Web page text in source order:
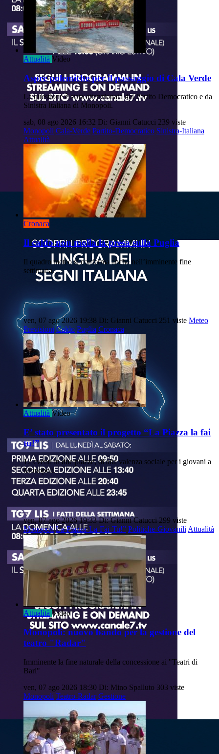
Attualità Video
Aspre polemiche per il passaggio di Cala Verde
La questione è stata attenzionata dal Partito Democratico e da
Sinistra Italiana di Monopoli.
sab, 08 ago 2026 16:32 Di: Gianni Catucci 239 viste
Monopoli Cala-Verde Partito-Democratico Sinistra-Italiana
Attualità
Cronaca
Il caldo non molla la presa sulla Puglia
Il quadro meteo si conferma anche nell’imminente fine
settimana.
ven, 07 ago 2026 19:38 Di: Gianni Catucci 251 viste Meteo
Previsioni Caldo Puglia Cronaca
Attualità Video
E’ stato presentato il progetto “La Piazza la fai
tu!”
12 eventi in due piazze, di alta valenza sociale per i giovani a
Monopoli.
ven, 07 ago 2026 19:33 Di: Gianni Catucci 299 viste
Monopoli La-Piazza-La-Fai-Tu!” Politiche-Giovanili Attualità
Attualità Video
Monopoli: nuovo bando per la gestione del
teatro "Radar"
Imminente la fine naturale della concessione ai "Teatri di
Bari"
ven, 07 ago 2026 18:30 Di: Mino Spalluto 303 viste
Monopoli Teatro-Radar Gestione